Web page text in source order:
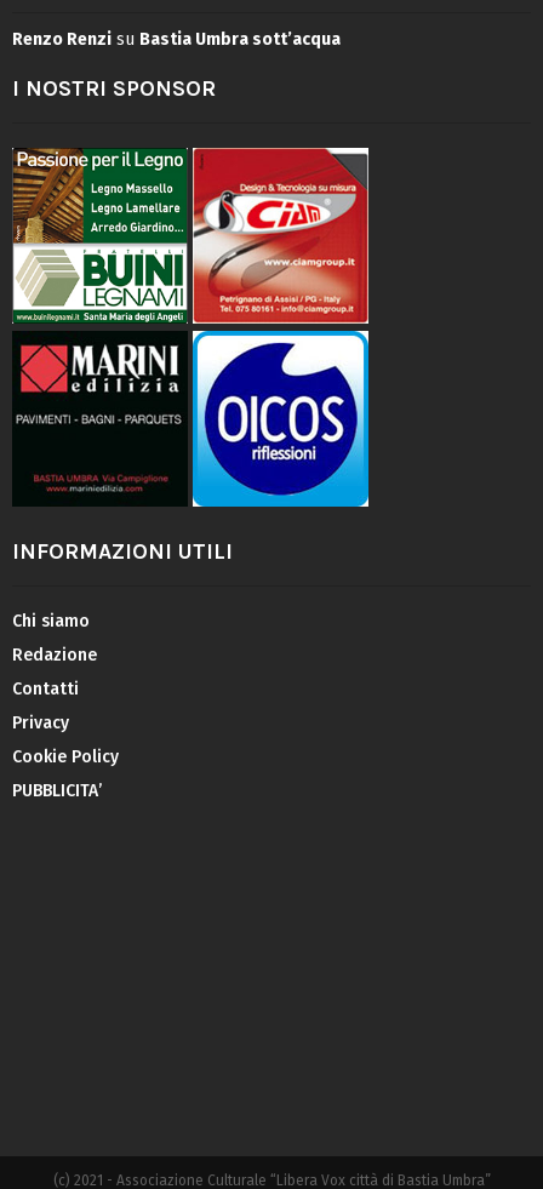
Renzo Renzi su Bastia Umbra sott’acqua
I NOSTRI SPONSOR
INFORMAZIONI UTILI
Chi siamo
Redazione
Contatti
Privacy
Cookie Policy
PUBBLICITA’
(c) 2021 - Associazione Culturale “Libera Vox città di Bastia Umbra”